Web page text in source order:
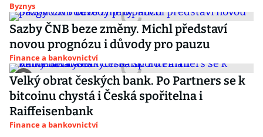
Byznys
Sazby ČNB beze změny. Michl představí
novou prognózu i důvody pro pauzu
Finance a bankovnictví
Velký obrat českých bank. Po Partners se k
bitcoinu chystá i Česká spořitelna i
Raiffeisenbank
Finance a bankovnictví